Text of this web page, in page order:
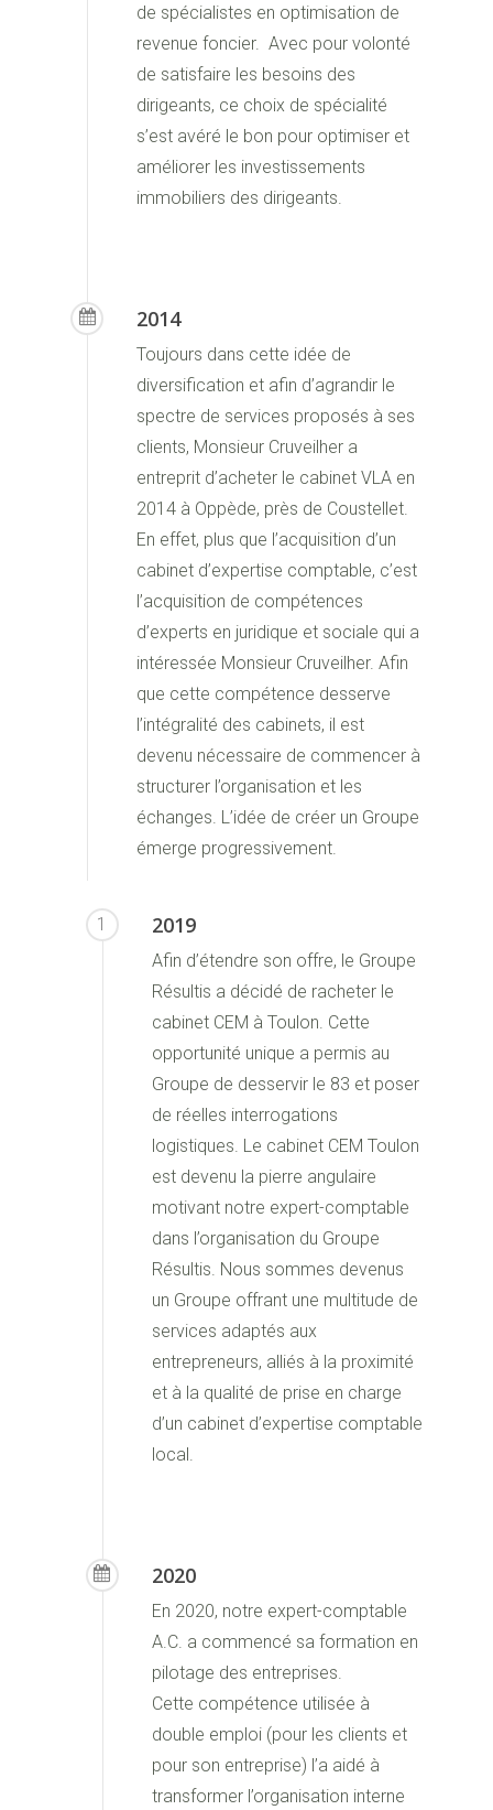
de spécialistes en optimisation de
revenue foncier. Avec pour volonté
de satisfaire les besoins des
dirigeants, ce choix de spécialité
s’est avéré le bon pour optimiser et
améliorer les investissements
immobiliers des dirigeants.
2014
Toujours dans cette idée de
diversification et afin d’agrandir le
spectre de services proposés à ses
clients, Monsieur Cruveilher a
entreprit d’acheter le cabinet VLA en
2014 à Oppède, près de Coustellet.
En effet, plus que l’acquisition d’un
cabinet d’expertise comptable, c’est
l’acquisition de compétences
d’experts en juridique et sociale qui a
intéressée Monsieur Cruveilher. Afin
que cette compétence desserve
l’intégralité des cabinets, il est
devenu nécessaire de commencer à
structurer l’organisation et les
échanges. L’idée de créer un Groupe
émerge progressivement.
1 2019
Afin d’étendre son offre, le Groupe
Résultis a décidé de racheter le
cabinet CEM à Toulon. Cette
opportunité unique a permis au
Groupe de desservir le 83 et poser
de réelles interrogations
logistiques. Le cabinet CEM Toulon
est devenu la pierre angulaire
motivant notre expert-comptable
dans l’organisation du Groupe
Résultis. Nous sommes devenus
un Groupe offrant une multitude de
services adaptés aux
entrepreneurs, alliés à la proximité
et à la qualité de prise en charge
d’un cabinet d’expertise comptable
local.
2020
En 2020, notre expert-comptable
A.C. a commencé sa formation en
pilotage des entreprises.
Cette compétence utilisée à
double emploi (pour les clients et
pour son entreprise) l’a aidé à
transformer l’organisation interne